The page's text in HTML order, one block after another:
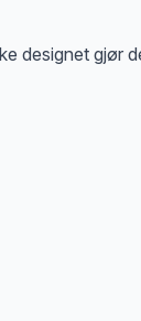
designet gjør